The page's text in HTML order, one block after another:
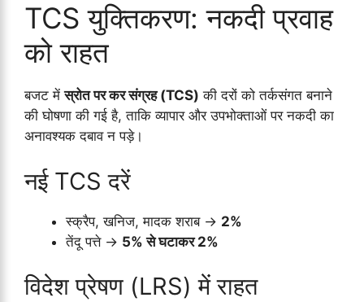
TCS युक्तिकरण: नकदी प्रवाह
को राहत
बजट मेंस्रोत पर कर संग्रह (TCS) की दरों को तर्कसंगत बनाने
की घोषणा की गई है, ताकि व्यापार और उपभोक्ताओं पर नकदी का
अनावश्यक दबाव न पड़े।
नई TCS दरें
स्क्रैप, खनिज, मादक शराब → 2%
तेंदू पत्ते → 5% से घटाकर 2%
विदेश प्रेषण (LRS) में राहत